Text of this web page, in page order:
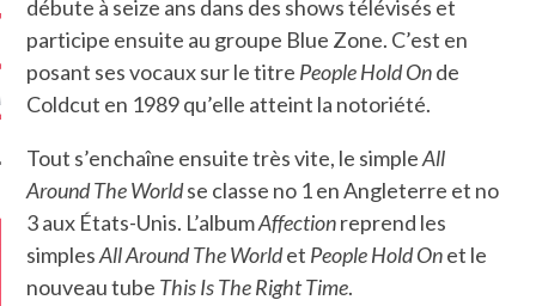
5.4
CLAN – A BE...
6.8
– HEL...
débute à seize ans dans des shows télévisés et
participe ensuite au groupe Blue Zone. C’est en
posant ses vocaux sur le titre People Hold Onde
Coldcut en 1989 qu’elle atteint la notoriété.
Tout s’enchaîne ensuite très vite, le simpleAll
Around The Worldse classe no 1 en Angleterre et no
3 aux États-Unis. L’albumAffectionreprend les
simplesAll Around The Worldet People Hold Onet le
nouveau tube This Is The Right Time.